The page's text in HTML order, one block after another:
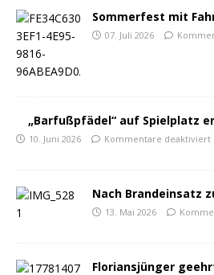
Sommerfest mit
07. Juli 2026
„Barfußpfädel“ auf Spielplatz
10. Juni 2026 Kommentare deaktiviert
Nach Brandeinsatz
13. Mai 2026
Floriansjünger